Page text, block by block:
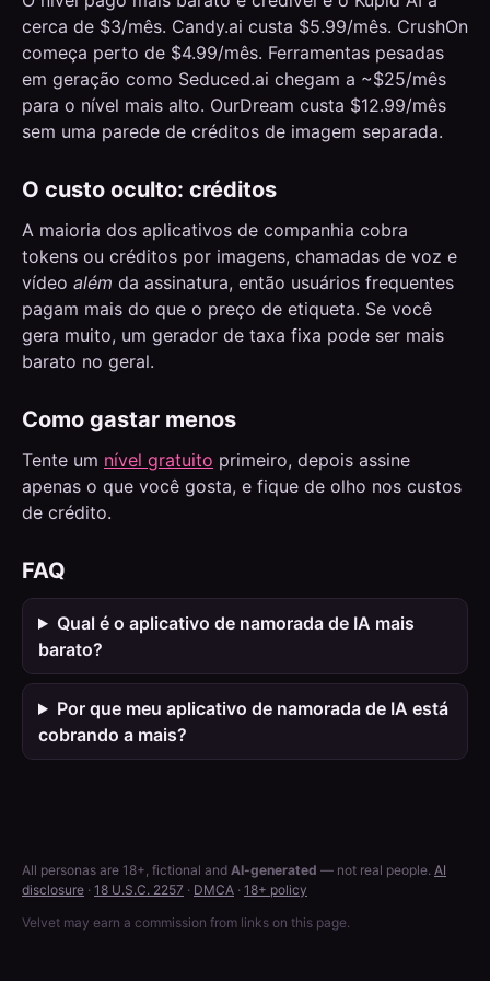
cerca de $3/mês. Candy.ai custa $5.99/mês. CrushOn
começa perto de $4.99/mês. Ferramentas pesadas
em geração como Seduced.ai chegam a ~$25/mês
para o nível mais alto. OurDream custa $12.99/mês
sem uma parede de créditos de imagem separada.
O custo oculto: créditos
A maioria dos aplicativos de companhia cobra
tokens ou créditos por imagens, chamadas de voz e
vídeo além da assinatura, então usuários frequentes
pagam mais do que o preço de etiqueta. Se você
gera muito, um gerador de taxa fixa pode ser mais
barato no geral.
Como gastar menos
Tente um nível gratuito primeiro, depois assine
apenas o que você gosta, e fique de olho nos custos
de crédito.
FAQ
Qual é o aplicativo de namorada de IA mais
barato?
Por que meu aplicativo de namorada de IA está
cobrando a mais?
All personas are 18+, fictional and AI-generated — not real people. AI
disclosure · 18 U.S.C. 2257 · DMCA · 18+ policy
Velvet may earn a commission from links on this page.